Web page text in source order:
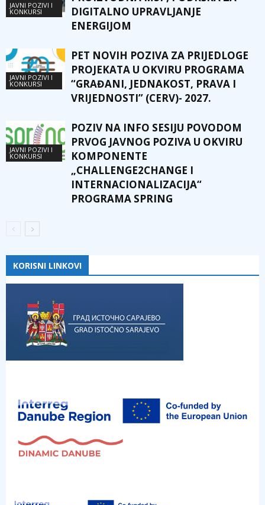
JAVNI POZIVI I
KONKURSI
DIGITALNO UPRAVLJANJE
ENERGIJOM
JAVNI POZIVI I
KONKURSI
PET NOVIH POZIVA ZA PRIJEDLOGE
PROJEKATA U OKVIRU PROGRAMA
“GRAĐANI, JEDNAKOST, PRAVA I
VRIJEDNOSTI” (CERV)- 2027.
JAVNI POZIVI I
KONKURSI
POZIV NA INFO SESIJU POVODOM
PRVOG JAVNOG POZIVA U OKVIRU
KOMPONENTE
„CHALLENGE2CHANGE I
INTERNACIONALIZACIJA“
PROGRAMA SPRING
KORISNI LINKOVI